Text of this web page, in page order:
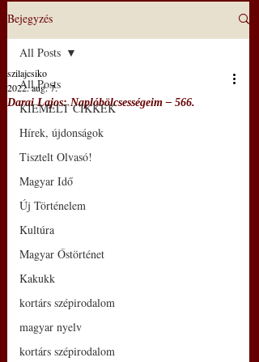
Bejegyzés
All Posts
KIEMELT CIKKEK
Hírek, újdonságok
Tisztelt Olvasó!
Magyar Idő
Új Történelem
Kultúra
Magyar Őstörténet
Kakukk
kortárs szépirodalom
magyar nyelv
kortárs szépirodalom
All Posts
Darai Lajos: Naplóbölcsességeim – 566.
szilajcsiko
2022. aug. 7.